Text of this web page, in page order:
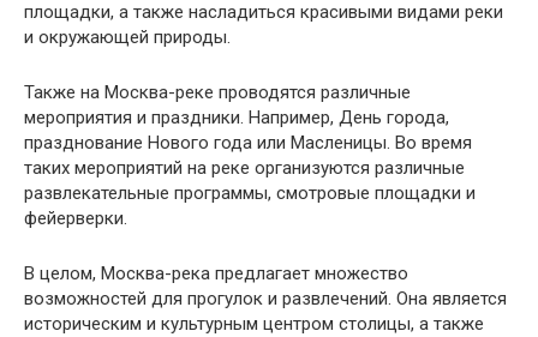
площадки, а также насладиться красивыми видами реки
и окружающей природы.
Также на Москва-реке проводятся различные
мероприятия и праздники. Например, День города,
празднование Нового года или Масленицы. Во время
таких мероприятий на реке организуются различные
развлекательные программы, смотровые площадки и
фейерверки.
В целом, Москва-река предлагает множество
возможностей для прогулок и развлечений. Она является
историческим и культурным центром столицы, а также